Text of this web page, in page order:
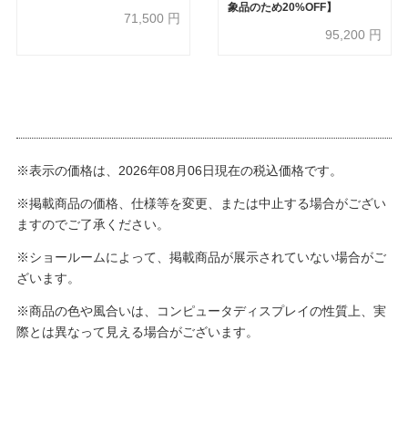
71,500 円
象品のため20%OFF】
95,200 円
※表示の価格は、2026年08月06日現在の税込価格です。
※掲載商品の価格、仕様等を変更、または中止する場合がござい
ますのでご了承ください。
※ショールームによって、掲載商品が展示されていない場合がご
ざいます。
※商品の色や風合いは、コンピュータディスプレイの性質上、実
際とは異なって見える場合がございます。